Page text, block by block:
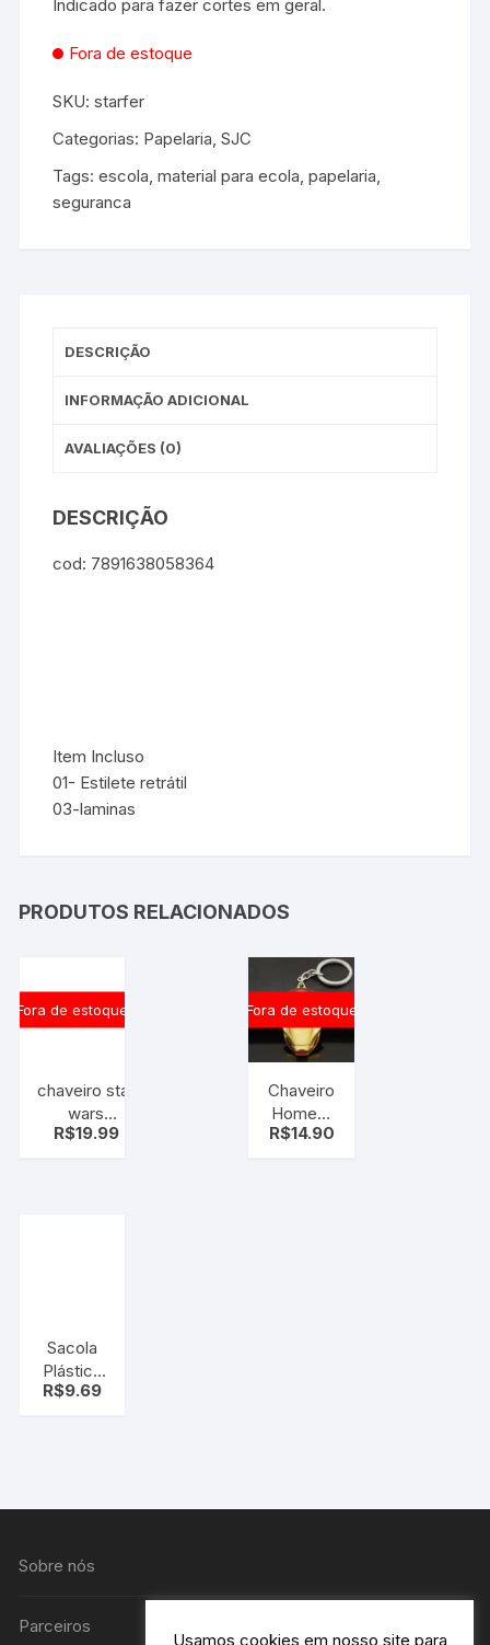
Indicado para fazer cortes em geral.
Fora de estoque
SKU:starfer
Categorias: Papelaria,SJC
Tags:escola,material para ecola,papelaria,
seguranca
DESCRIÇÃO
INFORMAÇÃO ADICIONAL
AVALIAÇÕES (0)
DESCRIÇÃO
cod: 7891638058364
Item Incluso
01- Estilete retrátil
03-laminas
PRODUTOS RELACIONADOS
Fora de estoque
chaveiro star
wars
stormtrooper
R$19.99
Fora de estoque
Chaveiro
Homem
de ferro
R$14.90
Sacola
Plástica
Frozen
R$9.69
Sobre nós
Parceiros
Usamos cookies em nosso site para